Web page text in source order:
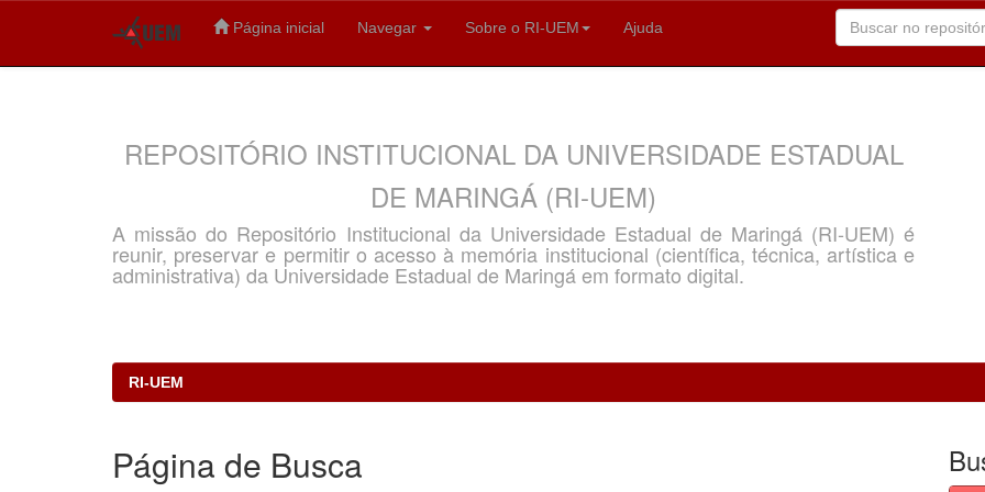
Página inicial Navegar Sobre o RI-UEM Ajuda
REPOSITÓRIO INSTITUCIONAL DA UNIVERSIDADE ESTADUAL
DE MARINGÁ (RI-UEM)
A missão do Repositório Institucional da Universidade Estadual de Maringá (RI-UEM) é
reunir, preservar e permitir o acesso à memória institucional (científica, técnica, artística e
administrativa) da Universidade Estadual de Maringá em formato digital.
RI-UEM
Página de Busca